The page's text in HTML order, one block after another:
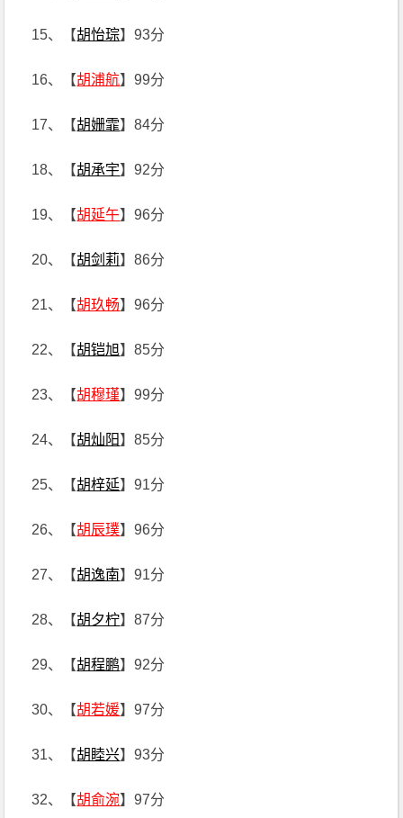
15、【胡怡琮】93分
16、【胡浦航】99分
17、【胡姗霏】84分
18、【胡承宇】92分
19、【胡延午】96分
20、【胡剑莉】86分
21、【胡玖畅】96分
22、【胡铠旭】85分
23、【胡穆瑾】99分
24、【胡灿阳】85分
25、【胡梓延】91分
26、【胡辰璞】96分
27、【胡逸南】91分
28、【胡夕柠】87分
29、【胡程鹏】92分
30、【胡若媛】97分
31、【胡睦兴】93分
32、【胡俞涴】97分